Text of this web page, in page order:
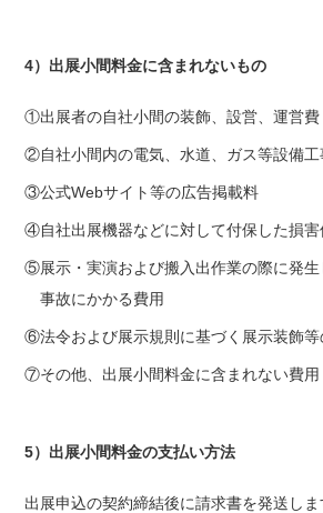
4）出展小間料金に含まれないもの
①出展者の自社小間の装飾、設営、運営費
②自社小間内の電気、水道、ガス等設備
③公式Webサイト等の広告掲載料
④自社出展機器などに対して付保した損害
⑤展示・実演および搬入出作業の際に発
事故にかかる費用
⑥法令および展示規則に基づく展示装飾等
⑦その他、出展小間料金に含まれない費用
5）出展小間料金の支払い方法
出展申込の契約締結後に請求書を発送しま